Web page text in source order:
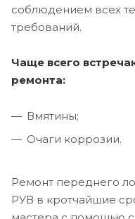
соблюдением всех
требований.
Чаще всего
ремонта:
Вмятины;
Очаги коррозии.
Ремонт переднего
РУВ в кротчайшие